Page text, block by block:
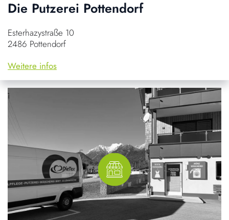
Die Putzerei Pottendorf
Esterhazystraße 10
2486 Pottendorf
Weitere infos